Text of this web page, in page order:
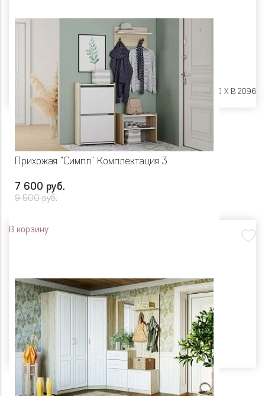
Ш 1850 X Г 400 X В 2096
Прихожая "Симпл" Комплектация 3
7 600 руб.
9 500 руб.
В корзину